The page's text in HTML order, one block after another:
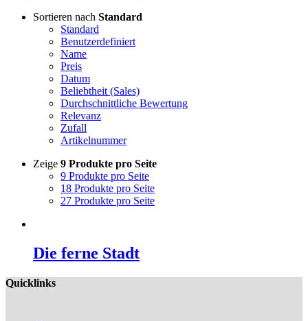
Sortieren nach Standard
Standard
Benutzerdefiniert
Name
Preis
Datum
Beliebtheit (Sales)
Durchschnittliche Bewertung
Relevanz
Zufall
Artikelnummer
Zeige 9 Produkte pro Seite
9 Produkte pro Seite
18 Produkte pro Seite
27 Produkte pro Seite
Die ferne Stadt
Quicklinks